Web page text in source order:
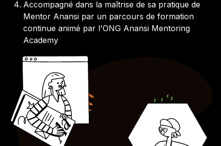
Accompagné dans la maîtrise de sa pratique de
Mentor Anansi par un parcours de formation
continue animé par l'ONG Anansi Mentoring
Academy